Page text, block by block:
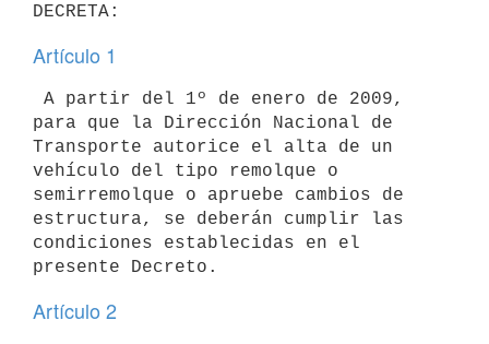
Artículo 1
para que la Dirección Nacional de
Transporte autorice el alta de un
vehículo del tipo remolque o
semirremolque o apruebe cambios de
estructura, se deberán cumplir las
condiciones establecidas en el
Artículo 2